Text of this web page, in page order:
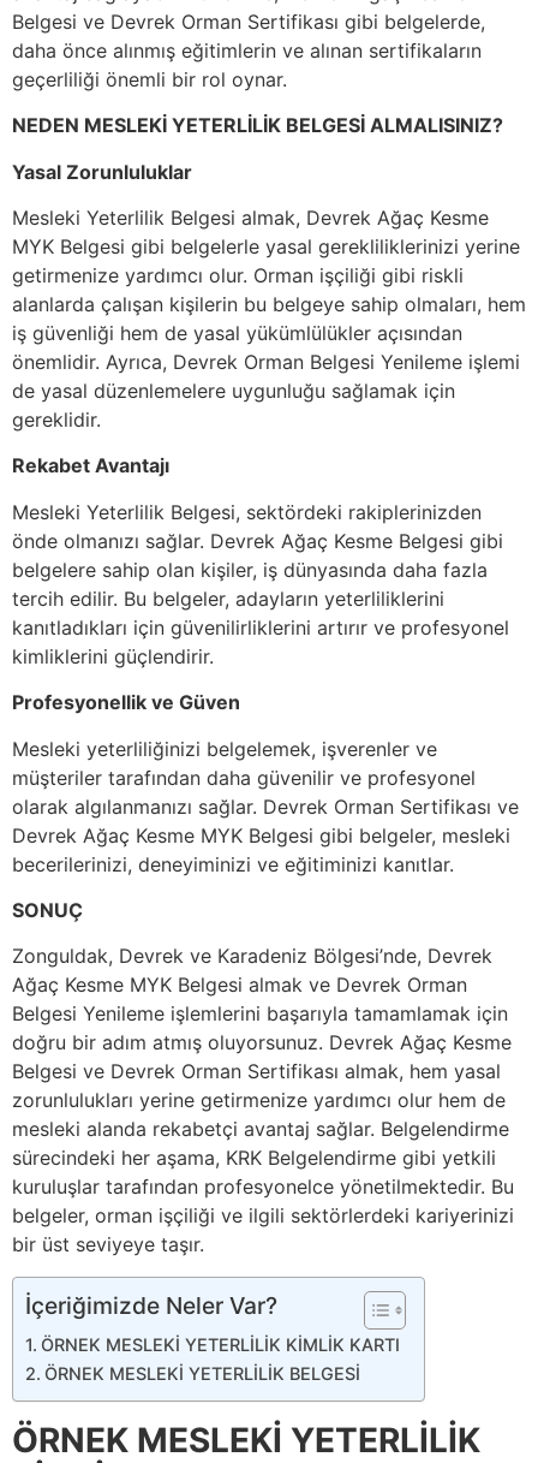
Belgesi ve Devrek Orman Sertifikası gibi belgelerde,
daha önce alınmış eğitimlerin ve alınan sertifikaların
geçerliliği önemli bir rol oynar.
NEDEN MESLEKİ YETERLİLİK BELGESİ ALMALISINIZ?
Yasal Zorunluluklar
Mesleki Yeterlilik Belgesi almak, Devrek Ağaç Kesme
MYK Belgesi gibi belgelerle yasal gerekliliklerinizi yerine
getirmenize yardımcı olur. Orman işçiliği gibi riskli
alanlarda çalışan kişilerin bu belgeye sahip olmaları, hem
iş güvenliği hem de yasal yükümlülükler açısından
önemlidir. Ayrıca, Devrek Orman Belgesi Yenileme işlemi
de yasal düzenlemelere uygunluğu sağlamak için
gereklidir.
Rekabet Avantajı
Mesleki Yeterlilik Belgesi, sektördeki rakiplerinizden
önde olmanızı sağlar. Devrek Ağaç Kesme Belgesi gibi
belgelere sahip olan kişiler, iş dünyasında daha fazla
tercih edilir. Bu belgeler, adayların yeterliliklerini
kanıtladıkları için güvenilirliklerini artırır ve profesyonel
kimliklerini güçlendirir.
Profesyonellik ve Güven
Mesleki yeterliliğinizi belgelemek, işverenler ve
müşteriler tarafından daha güvenilir ve profesyonel
olarak algılanmanızı sağlar. Devrek Orman Sertifikası ve
Devrek Ağaç Kesme MYK Belgesi gibi belgeler, mesleki
becerilerinizi, deneyiminizi ve eğitiminizi kanıtlar.
SONUÇ
Zonguldak, Devrek ve Karadeniz Bölgesi’nde, Devrek
Ağaç Kesme MYK Belgesi almak ve Devrek Orman
Belgesi Yenileme işlemlerini başarıyla tamamlamak için
doğru bir adım atmış oluyorsunuz. Devrek Ağaç Kesme
Belgesi ve Devrek Orman Sertifikası almak, hem yasal
zorunlulukları yerine getirmenize yardımcı olur hem de
mesleki alanda rekabetçi avantaj sağlar. Belgelendirme
sürecindeki her aşama, KRK Belgelendirme gibi yetkili
kuruluşlar tarafından profesyonelce yönetilmektedir. Bu
belgeler, orman işçiliği ve ilgili sektörlerdeki kariyerinizi
bir üst seviyeye taşır.
İçeriğimizde Neler Var?
ÖRNEK MESLEKİ YETERLİLİK KİMLİK KARTI
ÖRNEK MESLEKİ YETERLİLİK BELGESİ
ÖRNEK MESLEKİ YETERLİLİK